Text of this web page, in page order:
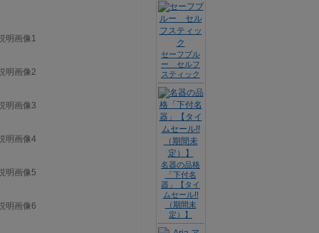
セーフブル
ー セルフ
スティック
名器の品格
「下付名
器」【タイ
ムセール!!
（期間未
定）】